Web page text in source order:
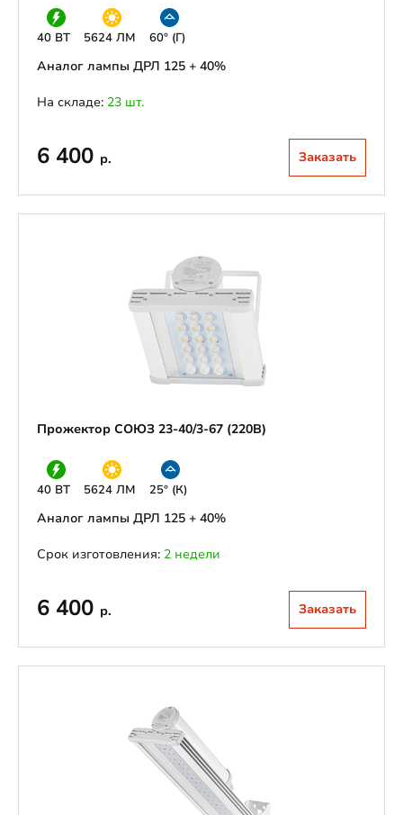
40 ВТ 5624 ЛМ 60° (Г)
Аналог лампы ДРЛ 125 + 40%
На складе: 23 шт.
6 400 р. Заказать
Прожектор СОЮЗ 23-40/3-67 (220В)
40 ВТ 5624 ЛМ 25° (К)
Аналог лампы ДРЛ 125 + 40%
Срок изготовления: 2 недели
6 400 р. Заказать